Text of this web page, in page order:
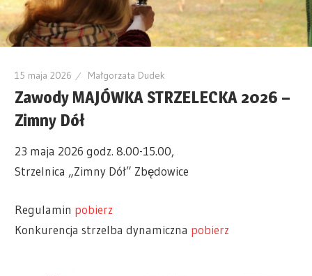
15 maja 2026 Małgorzata Dudek
Zawody MAJÓWKA STRZELECKA 2026 –
Zimny Dół
23 maja 2026 godz. 8.00-15.00,
Strzelnica „Zimny Dół” Zbędowice
Regulamin pobierz
Konkurencja strzelba dynamiczna pobierz